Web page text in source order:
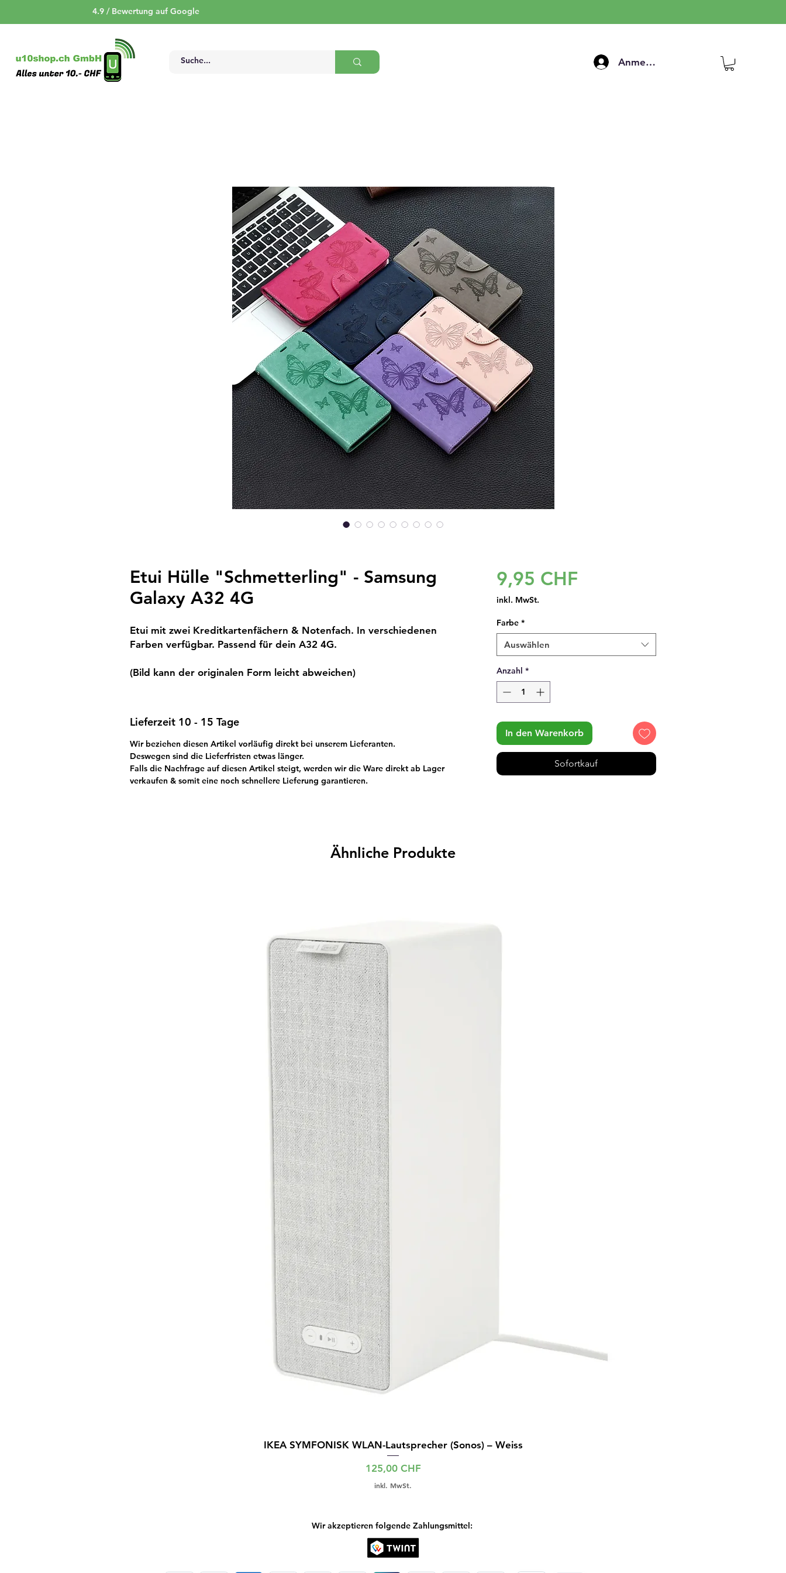
4.9 / Bewertung auf Google
Anmelden
Etui Hülle "Schmetterling" - Samsung
Galaxy A32 4G
Etui mit zwei Kreditkartenfächern & Notenfach. In verschiedenen
Farben verfügbar. Passend für dein A32 4G.
(Bild kann der originalen Form leicht abweichen)
Lieferzeit 10 - 15 Tage
Wir beziehen diesen Artikel vorläufig direkt bei unserem Lieferanten.
Deswegen sind die Lieferfristen etwas länger.
Falls die Nachfrage auf diesen Artikel steigt, werden wir die Ware direkt ab Lager
verkaufen & somit eine noch schnellere Lieferung garantieren.
9,95 CHFPreis
inkl. MwSt.
Farbe *
Auswählen
Anzahl *
In den Warenkorb
Sofortkauf
Ähnliche Produkte
IKEA SYMFONISK WLAN-Lautsprecher (Sonos) – Weiss
Preis
125,00 CHF
inkl. MwSt.
Wir akzeptieren folgende Zahlungsmittel: